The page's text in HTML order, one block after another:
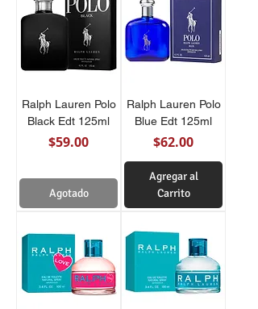
Ralph Lauren Polo
Black Edt 125ml
Precio
$59.00
Agotado
Ralph Lauren Polo
Blue Edt 125ml
Precio
$62.00
Agregar al
Carrito